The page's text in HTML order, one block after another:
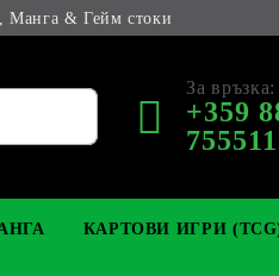
Манга & Гейм стоки
За връзка:
+359
КАРТОВИ ИГРИ